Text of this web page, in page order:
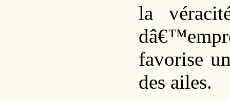
la
favorise
des ailes.